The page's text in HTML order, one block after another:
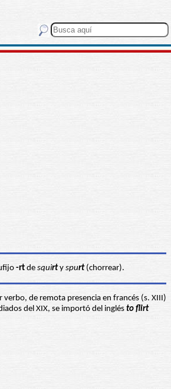
-rt de squirty spurt(chorrear).
de remota presencia en francés (s. XIII)
del XIX, se importó del inglés to flirt